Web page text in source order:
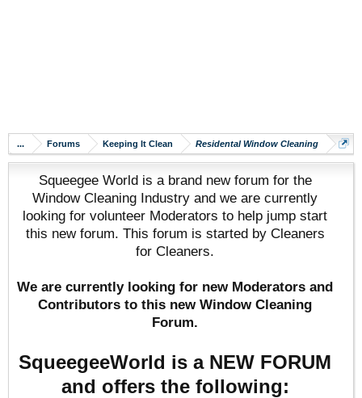
... Forums Keeping It Clean Residental Window Cleaning
Squeegee World is a brand new forum for the
Window Cleaning Industry and we are currently
looking for volunteer Moderators to help jump start
this new forum. This forum is started by Cleaners
for Cleaners.
We are currently looking for new Moderators and
Contributors to this new Window Cleaning
Forum.
SqueegeeWorld is a NEW FORUM
and offers the following: